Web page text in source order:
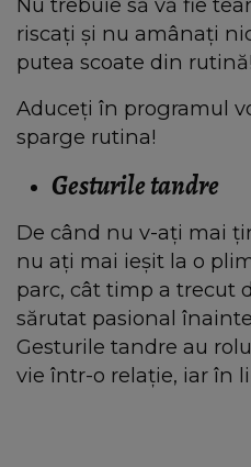
Nu trebuie să vă fie
riscați și nu amânați
putea scoate din rutină!
Aduceți în programul
sparge rutina!
Gesturile tandre
De când nu v-ați mai
nu ați mai ieșit la o
parc, cât timp a trecut
sărutat pasional
Gesturile tandre au
vie într-o relație, iar în